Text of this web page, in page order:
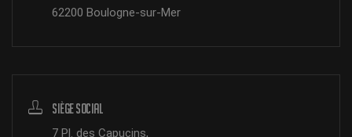
62200 Boulogne-sur-Mer
Siège Social
7 Pl. des Capucins,